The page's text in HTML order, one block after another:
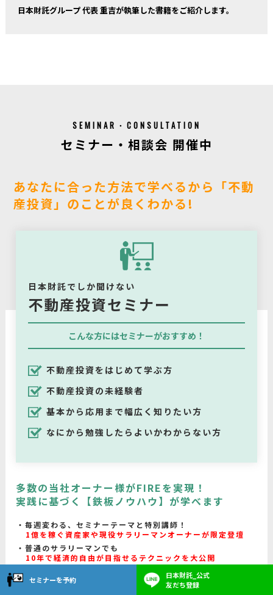
日本財託グループ 代表 重吉が執筆した書籍をご紹介します。
SEMINAR・CONSULTATION
セミナー・相談会 開催中
あなたに合った方法で学べるから「不動
産投資」のことが良くわかる!
日本財託でしか聞けない
不動産投資セミナー
こんな方にはセミナーがおすすめ！
不動産投資をはじめて学ぶ方
不動産投資の未経験者
基本から応用まで幅広く知りたい方
なにから勉強したらよいかわからない方
多数の当社オーナー様がFIREを実現！
実践に基づく【鉄板ノウハウ】が学べます
毎週変わる、セミナーテーマと特別講師！
1億を稼ぐ資産家や現役サラリーマンオーナーが限定登壇
普通のサラリーマンでも
10年で経済的自由が目指せるテクニックを大公開
値上がり、節税のようなうまい話ではなく
長期的、安定的に家賃収入を得る方法が学べる
セミナーを予約
日本財託_公式
友だち登録